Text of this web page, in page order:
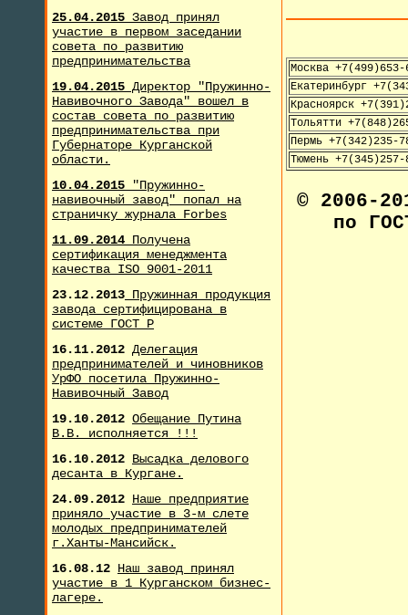
25.04.2015 Завод принял
участие в первом заседании
совета по развитию
предпринимательства
19.04.2015 Директор "Пружинно-
Навивочного Завода" вошел в
состав совета по развитию
предпринимательства при
Губернаторе Курганской
области.
10.04.2015 "Пружинно-
навивочный завод" попал на
страничку журнала Forbes
11.09.2014 Получена
сертификация менеджмента
качества ISO 9001-2011
23.12.2013 Пружинная продукция
завода сертифицирована в
системе ГОСТ Р
16.11.2012 Делегация
предпринимателей и чиновников
УрФО посетила Пружинно-
Навивочный Завод
19.10.2012 Обещание Путина
В.В. исполняется !!!
16.10.2012 Высадка делового
десанта в Кургане.
24.09.2012 Наше предприятие
приняло участие в 3-м слете
молодых предпринимателей
г.Ханты-Мансийск.
16.08.12 Наш завод принял
участие в 1 Курганском бизнес-
лагере.
Москва +7(499)653-
Екатеринбург
Красноярск
Тольятти
Пермь +7(342)235-
Тюмень +7(345)257-
© 2006-
по